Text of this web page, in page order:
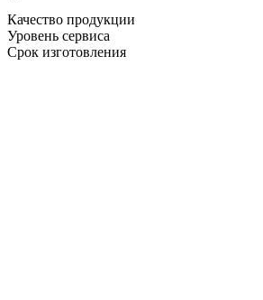
Качество продукции
Уровень сервиса
Срок изготовления